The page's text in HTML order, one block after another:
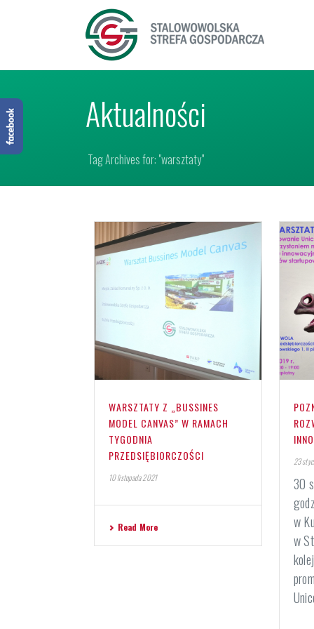
Aktualności
Tag Archives for: "warsztaty"
WARSZTATY Z „BUSSINES
MODEL CANVAS” W RAMACH
TYGODNIA
PRZEDSIĘBIORCZOŚCI
10 listopada 2021
Read More
23
30
w
w